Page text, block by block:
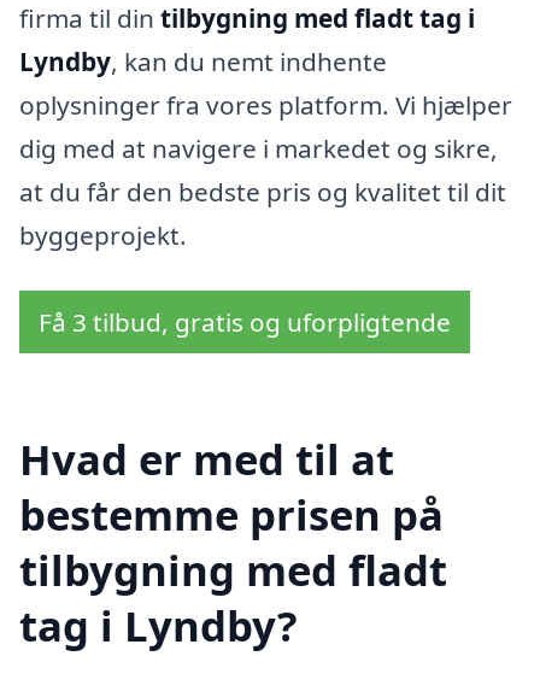
firma til din tilbygning med fladt tag i
Lyndby, kan du nemt indhente
oplysninger fra vores platform. Vi hjælper
dig med at navigere i markedet og sikre,
at du får den bedste pris og kvalitet til dit
byggeprojekt.
Få 3 tilbud, gratis og uforpligtende
Hvad er med til at
bestemme prisen på
tilbygning med fladt
tag i Lyndby?